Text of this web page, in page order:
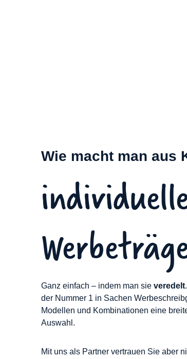
Wie macht man aus
Ganz einfach – indem man sie veredelt
der Nummer 1 in Sachen
Modellen und Kombinationen eine
Auswahl.
Mit uns als Partner vertrauen Sie aber